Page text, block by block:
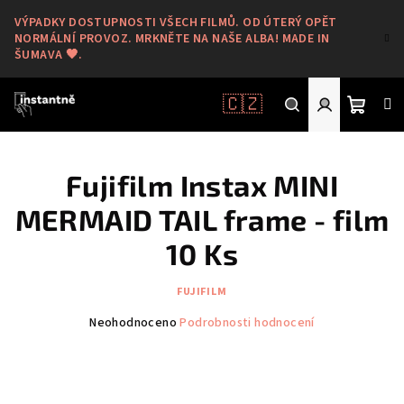
obsah
VÝPADKY DOSTUPNOSTI VŠECH FILMŮ. OD ÚTERÝ OPĚT
NORMÁLNÍ PROVOZ. MRKNĚTE NA NAŠE ALBA! MADE IN
ŠUMAVA 🖤.
🇨🇿
Hledat Přihlášení
Fujifilm Instax MINI
MERMAID TAIL frame - film
10 Ks
FUJIFILM
Průměrné
Neohodnoceno Podrobnosti hodnocení